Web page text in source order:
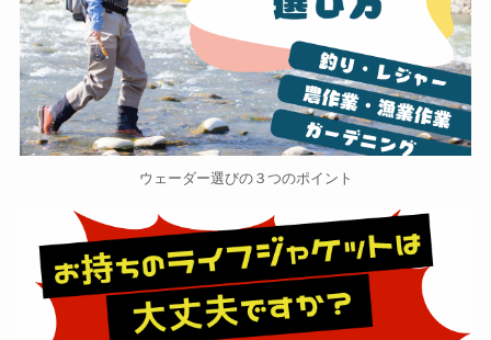
ウェーダー選びの３つのポイント